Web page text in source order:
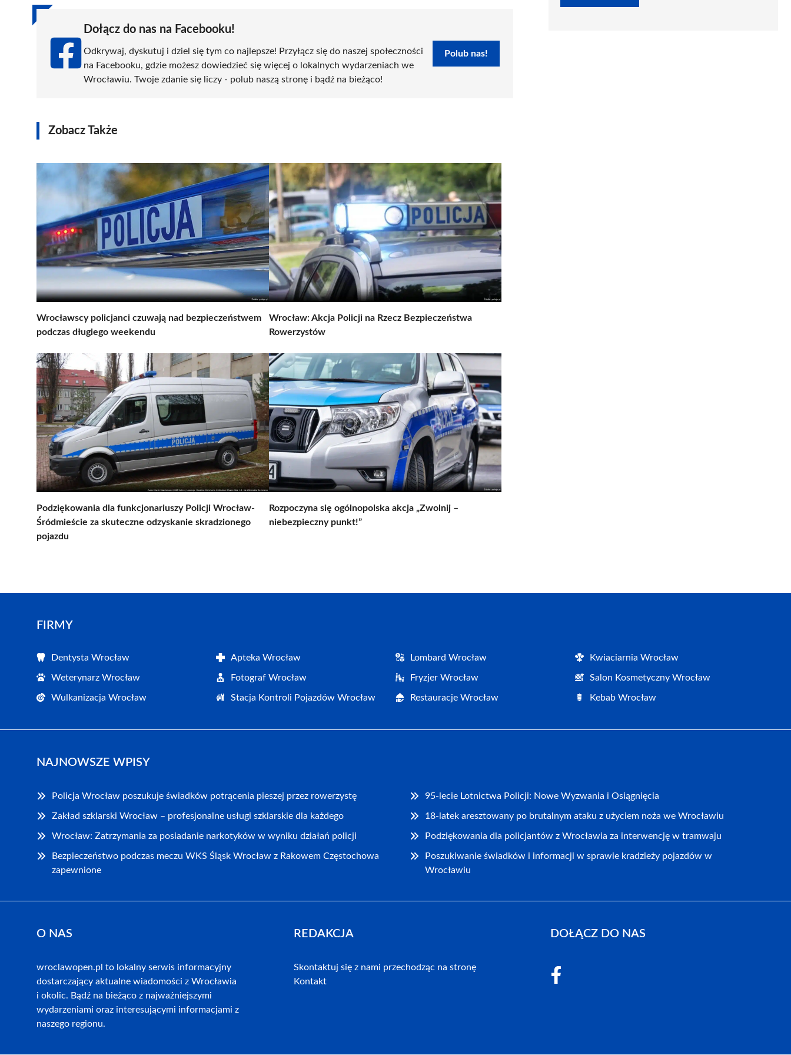
Dołącz do nas na Facebooku!
Odkrywaj, dyskutuj i dziel się tym co najlepsze! Przyłącz się do naszej społeczności
na Facebooku, gdzie możesz dowiedzieć się więcej o lokalnych wydarzeniach we
Wrocławiu. Twoje zdanie się liczy - polub naszą stronę i bądź na bieżąco!
Polub nas!
Zobacz Także
Wrocławscy policjanci czuwają nad bezpieczeństwem
podczas długiego weekendu
Wrocław: Akcja Policji na Rzecz Bezpieczeństwa
Rowerzystów
Podziękowania dla funkcjonariuszy Policji Wrocław-
Śródmieście za skuteczne odzyskanie skradzionego
pojazdu
Rozpoczyna się ogólnopolska akcja „Zwolnij –
niebezpieczny punkt!”
FIRMY
Dentysta Wrocław Apteka Wrocław Lombard Wrocław Kwiaciarnia Wrocław
Weterynarz Wrocław Fotograf Wrocław Fryzjer Wrocław Salon Kosmetyczny Wrocław
Wulkanizacja Wrocław Stacja Kontroli Pojazdów Wrocław Restauracje Wrocław Kebab Wrocław
NAJNOWSZE WPISY
Policja Wrocław poszukuje świadków potrącenia pieszej przez rowerzystę 95-lecie Lotnictwa Policji: Nowe Wyzwania i Osiągnięcia
Zakład szklarski Wrocław – profesjonalne usługi szklarskie dla każdego 18-latek aresztowany po brutalnym ataku z użyciem noża we Wrocławiu
Wrocław: Zatrzymania za posiadanie narkotyków w wyniku działań policji Podziękowania dla policjantów z Wrocławia za interwencję w tramwaju
Bezpieczeństwo podczas meczu WKS Śląsk Wrocław z Rakowem Częstochowa
zapewnione
Poszukiwanie świadków i informacji w sprawie kradzieży pojazdów w
Wrocławiu
O NAS
wroclawopen.pl to lokalny serwis informacyjny
dostarczający aktualne wiadomości z Wrocławia
i okolic. Bądź na bieżąco z najważniejszymi
wydarzeniami oraz interesującymi informacjami z
naszego regionu.
REDAKCJA
Skontaktuj się z nami przechodząc na stronę
Kontakt
DOŁĄCZ DO NAS